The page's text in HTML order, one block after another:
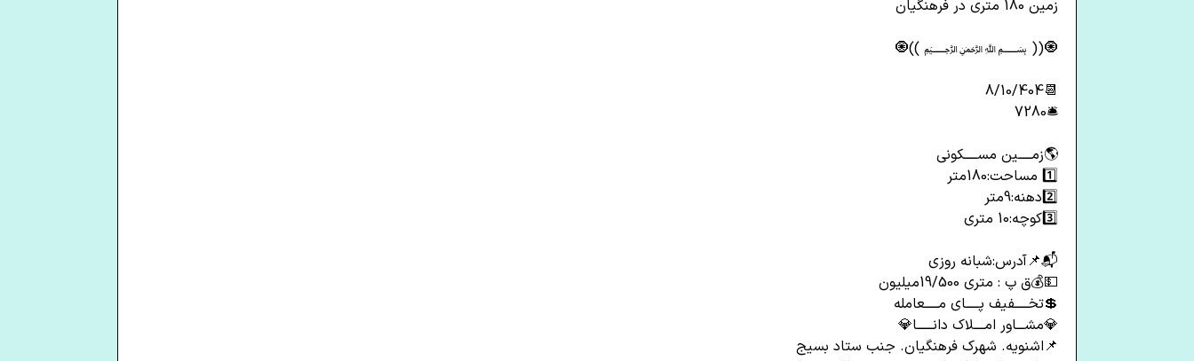
زمین 180 متری در فرهنگیان
🧿(( ﷽ ))🧿
📆8/10/404
🛎️7280
🌎زمـــــین مســـــکونی
1️⃣ مساحت:180متر
2️⃣دهنه:9متر
3️⃣کوچه:10 متری
📬📌آدرس:شبانه روزی
💵💰ق پ : متری 19/500میلیون
💲تخـــــفیف پـــــای مـــــعامله
💎مشـــاور امــــلاک دانــــــا💎
📌اشنویه. شهرک فرهنگیان. جنب ستاد بسیج